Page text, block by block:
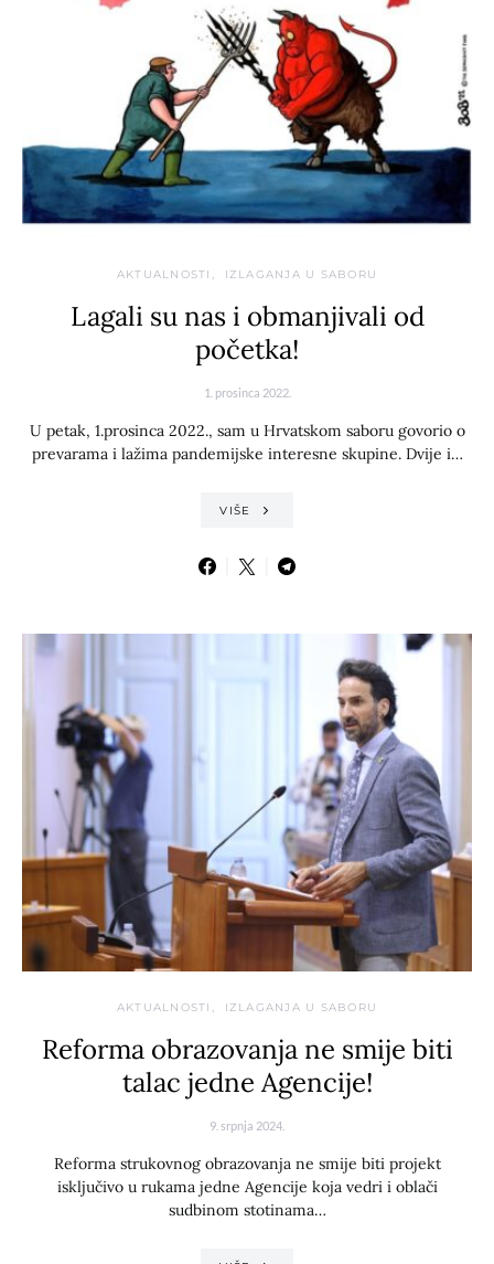
AKTUALNOSTI IZLAGANJA U SABORU
Lagali su nas i obmanjivali od
početka!
1. prosinca 2022.
U petak, 1.prosinca 2022., sam u Hrvatskom saboru govorio o
prevarama i lažima pandemijske interesne skupine. Dvije i…
VIŠE
AKTUALNOSTI IZLAGANJA U SABORU
Reforma obrazovanja ne smije biti
talac jedne Agencije!
9. srpnja 2024.
Reforma strukovnog obrazovanja ne smije biti projekt
isključivo u rukama jedne Agencije koja vedri i oblači
sudbinom stotinama…